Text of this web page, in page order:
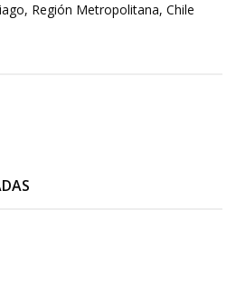
Región Metropolitana, Chile